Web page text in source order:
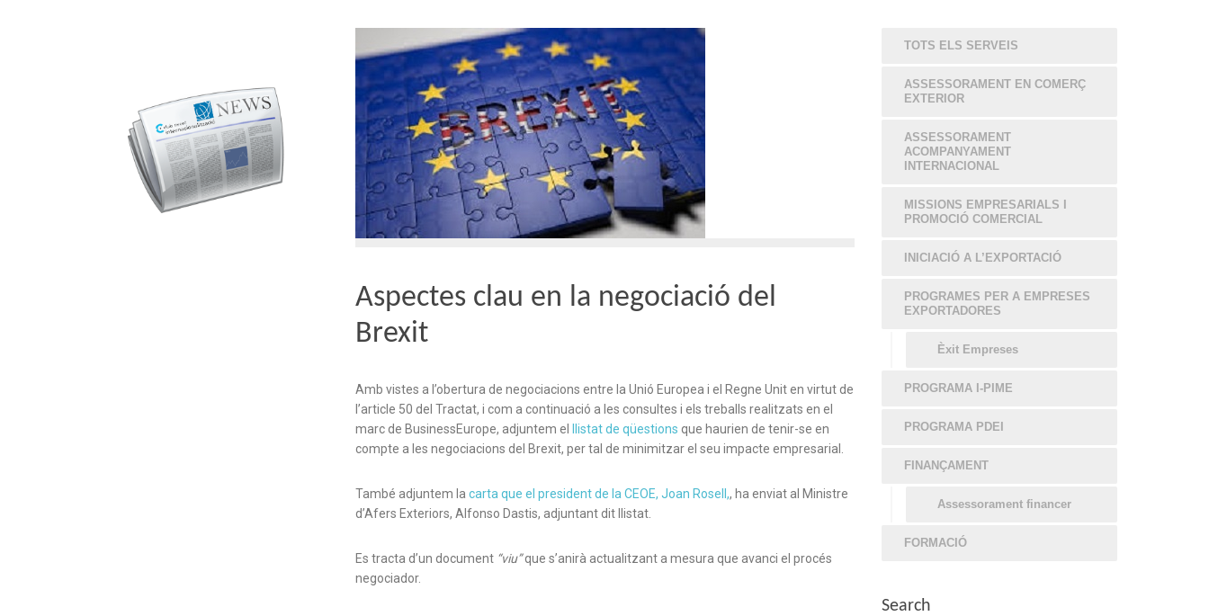
Aspectes clau en la negociació del
Brexit
Amb vistes a l’obertura de negociacions entre la Unió Europea i el Regne Unit en virtut de
l’article 50 del Tractat, i com a continuació a les consultes i els treballs realitzats en el
marc de BusinessEurope, adjuntem el
llistat de qüestions que haurien de tenir-se en
compte a les negociacions del Brexit, per tal de minimitzar el seu impacte empresarial.
També adjuntem la carta que el president de la CEOE, Joan Rosell,, ha enviat al Ministre
d’Afers Exteriors, Alfonso Dastis, adjuntant dit llistat.
Es tracta d’un document “viu”que s’anirà actualitzant a mesura que avanci el procés
negociador.
TOTS ELS SERVEIS
ASSESSORAMENT EN COMERÇ
EXTERIOR
ASSESSORAMENT
ACOMPANYAMENT
INTERNACIONAL
MISSIONS EMPRESARIALS I
PROMOCIÓ COMERCIAL
INICIACIÓ A L’EXPORTACIÓ
PROGRAMES PER A EMPRESES
EXPORTADORES
Èxit Empreses
PROGRAMA I-PIME
PROGRAMA PDEI
FINANÇAMENT
Assessorament financer
FORMACIÓ
Search